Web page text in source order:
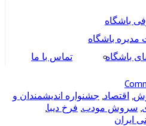
باشگاه
مدیره باشگاه
باشگاه
تماس با ما
, اقتصاد, جشنواره اندیشمندان و
, سروش مودب, فرخ دیبا,
ایران